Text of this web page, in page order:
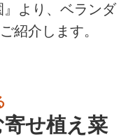
より、 ベランダ
紹介します。
せ植え菜